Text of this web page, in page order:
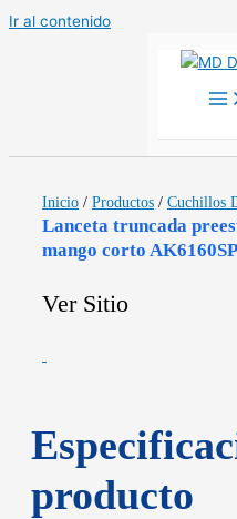
Ir al contenido
Inicio / Productos / Cuchillos
Lanceta truncada
mango corto
Ver Sitio
producto